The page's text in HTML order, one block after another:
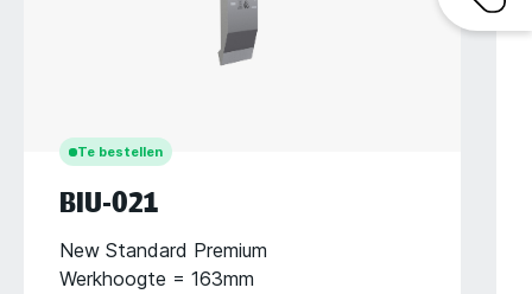
Te bestellen
BIU-021
New Standard Premium
Werkhoogte = 163mm